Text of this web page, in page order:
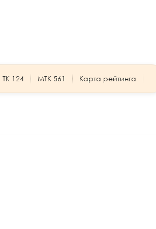
ТК 124 МТК 561 Карта рейтинга